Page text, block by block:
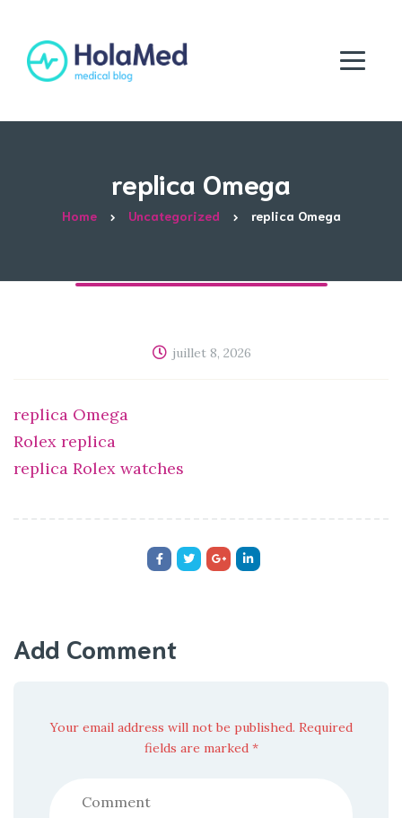
replica Omega
Home Uncategorized replica Omega
juillet 8, 2026
replica Omega
Rolex replica
replica Rolex watches
Add Comment
Your email address will not be published. Required
fields are marked *